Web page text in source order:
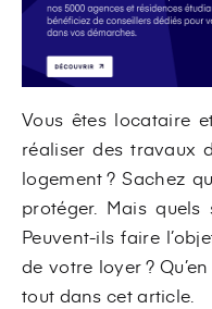
Vous êtes locataire
réaliser des travaux
logement ? Sachez
protéger. Mais
Peuvent-ils faire
de votre loyer ?
tout dans cet article.